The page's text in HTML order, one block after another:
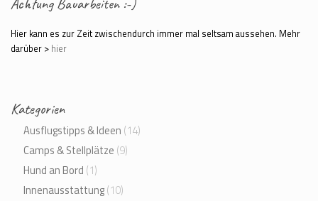
Hier kann es zur Zeit zwischendurch immer mal seltsam aussehen. Mehr
darüber > hier
Kategorien
Ausflugstipps & Ideen (14)
Camps & Stellplätze (9)
Hund an Bord (1)
Innenausstattung(10)